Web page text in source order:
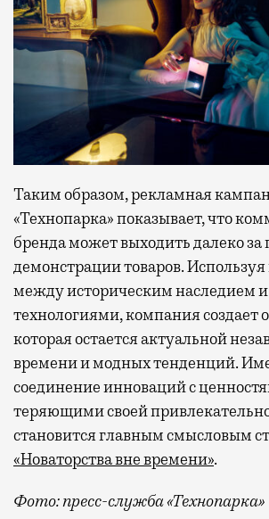
Таким образом, рекламная
«Технопарка» показывает, что
бренда может выходить далеко за
демонстрации товаров. Используя
между историческим наследием
технологиями, компания создает
которая остается актуальной
времени и модных тенденций.
соединение инноваций с
теряющими своей
становится главным смысловым
«Новаторства вне времени».
Фото: пресс-служба «Технопарка»